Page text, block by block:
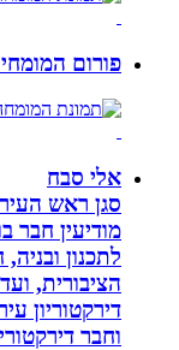
פורום המומחים
אלי סבח
סגן ראש העיר.
מודיעין חבר
לתכנון ובניה,
הציבורית, ועדת
דירקטוריון
וחבר דירקטוריון